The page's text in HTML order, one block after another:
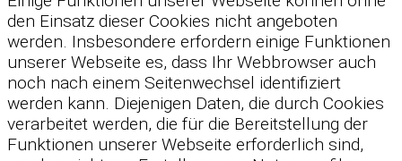
den Einsatz dieser Cookies nicht angeboten
werden. Insbesondere erfordern einige Funktionen
unserer Webseite es, dass Ihr Webbrowser auch
noch nach einem Seitenwechsel identifiziert
werden kann. Diejenigen Daten, die durch Cookies
verarbeitet werden, die für die Bereitstellung der
Funktionen unserer Webseite erforderlich sind,